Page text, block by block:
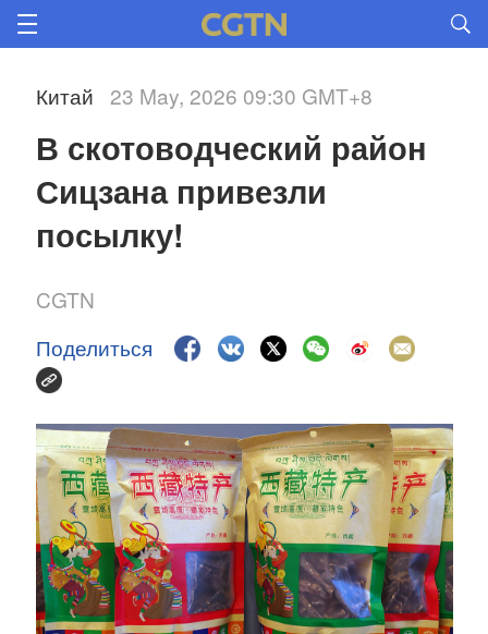
Китай 23 May, 2026 09:30 GMT+8
В скотоводческий район
Сицзана привезли
посылку!
CGTN
Поделиться